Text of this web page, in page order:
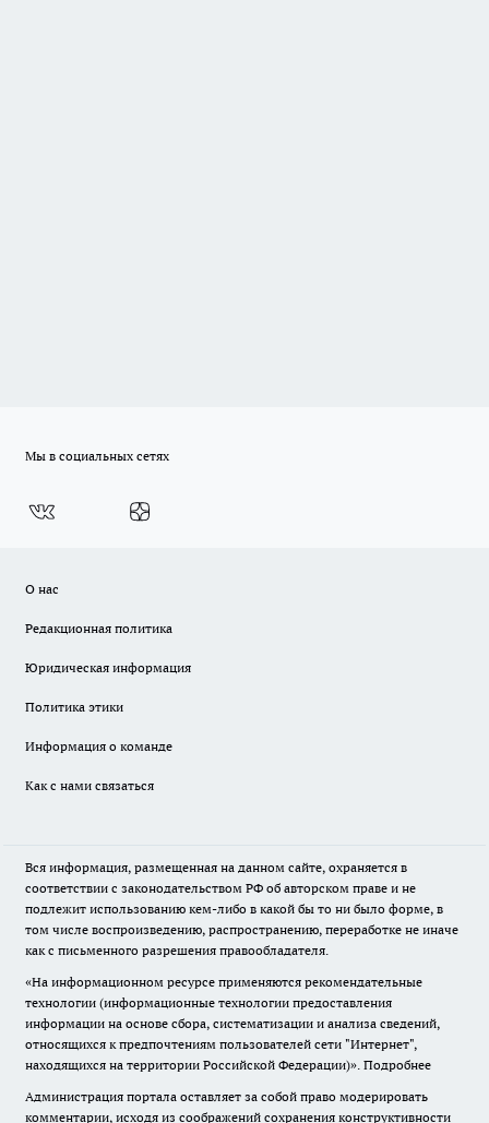
Мы в социальных сетях
О нас
Редакционная политика
Юридическая информация
Политика этики
Информация о команде
Как с нами связаться
Вся информация, размещенная на данном сайте, охраняется в
соответствии с законодательством РФ об авторском праве и не
подлежит использованию кем-либо в какой бы то ни было форме, в
том числе воспроизведению, распространению, переработке не иначе
как с письменного разрешения правообладателя.
«На информационном ресурсе применяются рекомендательные
технологии (информационные технологии предоставления
информации на основе сбора, систематизации и анализа сведений,
относящихся к предпочтениям пользователей сети "Интернет",
находящихся на территории Российской Федерации)». Подробнее
Администрация портала оставляет за собой право модерировать
комментарии, исходя из соображений сохранения конструктивности